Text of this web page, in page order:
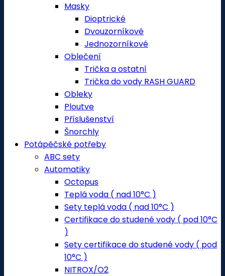
Masky
Dioptrické
Dvouzorníkové
Jednozorníkové
Oblečení
Trička a ostatní
Trička do vody RASH GUARD
Obleky
Ploutve
Příslušenství
Šnorchly
Potápěčské potřeby
ABC sety
Automatiky
Octopus
Teplá voda ( nad 10°C )
Sety teplá voda ( nad 10°C )
Certifikace do studené vody ( pod 10°C
)
Sety certifikace do studené vody ( pod
10°C )
NITROX/O2